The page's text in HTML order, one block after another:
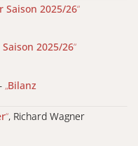
Saison 2025/26“
2025/26“
„Bilanz
“, Richard Wagner